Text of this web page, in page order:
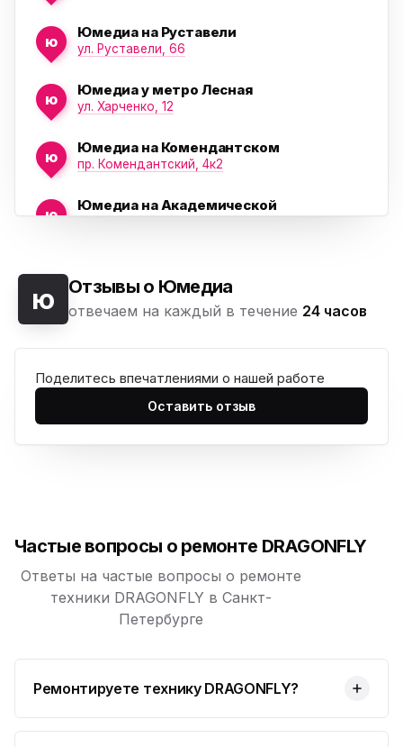
ю
Юмедиа на Руставели
ул. Руставели, 66
ю
Юмедиа у метро Лесная
ул. Харченко, 12
ю
Юмедиа на Комендантском
пр. Комендантский, 4к2
ю
Юмедиа на Академической
ю Морская набережная, 35
ю
Юмедиа на Наставников
ю
Юмедиа на Дыбенко
Юмедиа на Международной
ул. Будапештская, 87-3
ул. Тверская 60, Колпино
ю Отзывы о Юмедиа
отвечаем на каждый в течение 24 часов
Поделитесь впечатлениями о нашей работе
Оставить отзыв
Частые вопросы о ремонте DRAGONFLY
Ответы на частые вопросы о ремонте
техники DRAGONFLY в Санкт-
Петербурге
Ремонтируете технику DRAGONFLY?